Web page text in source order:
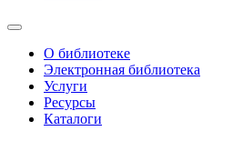
О библиотеке
Электронная библиотека
Услуги
Ресурсы
Каталоги